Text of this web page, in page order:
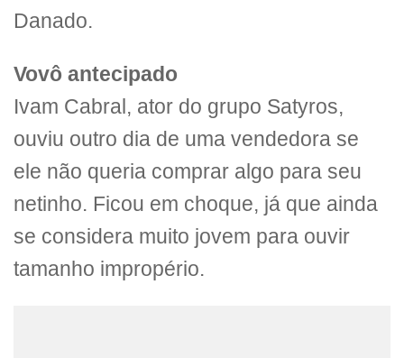
Danado.
Vovô antecipado
Ivam Cabral, ator do grupo Satyros,
ouviu outro dia de uma vendedora se
ele não queria comprar algo para seu
netinho. Ficou em choque, já que ainda
se considera muito jovem para ouvir
tamanho impropério.